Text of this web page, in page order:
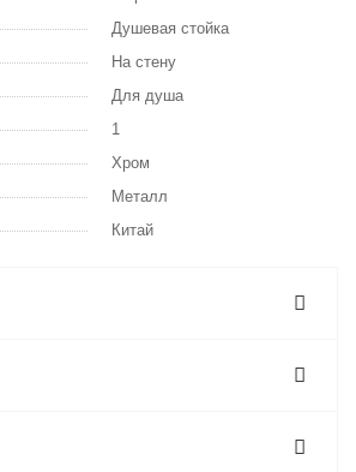
Душевая стойка
На стену
Для душа
1
Хром
Металл
Китай